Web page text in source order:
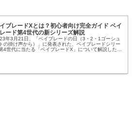
ブレードXとは？初心者向け完全ガイド ベイ
ード第4世代の新シリーズ解説
年3月21日、「ベイブレードの日（3・2・1ゴーシュ
の掛け声から）」に発表された、ベイブレードシリー
4世代に当たる「ベイブレードX」について解説した記